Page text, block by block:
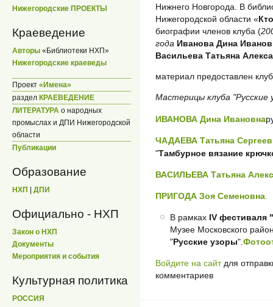
Нижегородские ПРОЕКТЫ
Краеведение
Авторы «Библиотеки НХП»
Нижегородские краеведы
Проект «Имена»
раздел КРАЕВЕДЕНИЕ
ЛИТЕРАТУРА о народных
промыслах и ДПИ Нижегородской
области
Публикации
Образование
НХП ДПИ
Официально - НХП
Закон о НХП
Документы
Мероприятия и события
Культурная политика
РОССИЯ
Нижнего Новгорода. В
Нижегородской области «
биографии членов клуба (
года Иванова Дина
Васильева Татьяна
материал предоставлен
Мастерицы клуба "Русские
ИВАНОВА Дина Ивановна
ЧАДАЕВА Татьяна
"Тамбурное вязание
ВАСИЛЬЕВА Татьяна
ПРИГОДА Зоя Семеновна
В рамках IV фестиваля
Музее Московского
"Русские узоры".
Войдите на сайтдля
комментариев